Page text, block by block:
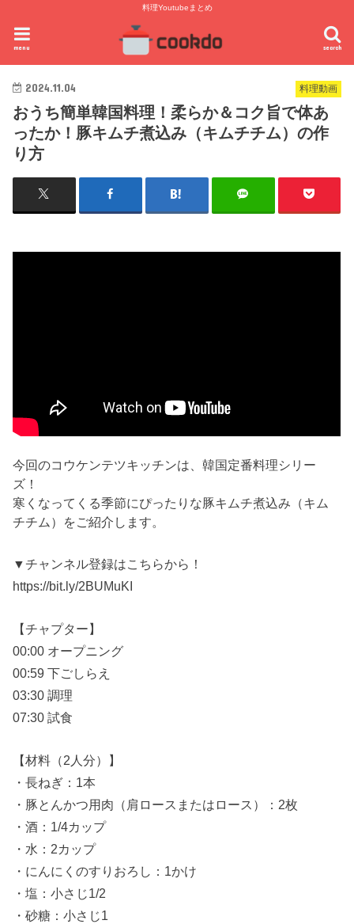
料理Youtubeまとめ
search
menu
料理動画
2024.11.04
おうち簡単韓国料理！柔らか＆コク旨で体あ
ったか！豚キムチ煮込み（キムチチム）の作
り方
今回のコウケンテツキッチンは、韓国定番料理シリー
ズ！
寒くなってくる季節にぴったりな豚キムチ煮込み（キム
チチム）をご紹介します。
▼チャンネル登録はこちらから！
https://bit.ly/2BUMuKI
【チャプター】
00:00 オープニング
00:59 下ごしらえ
03:30 調理
07:30 試食
【材料（2人分）】
・長ねぎ：1本
・豚とんかつ用肉（肩ロースまたはロース）：2枚
・酒：1/4カップ
・水：2カップ
・にんにくのすりおろし：1かけ
・塩：小さじ1/2
・砂糖：小さじ1